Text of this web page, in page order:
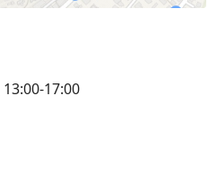
13:00-17:00